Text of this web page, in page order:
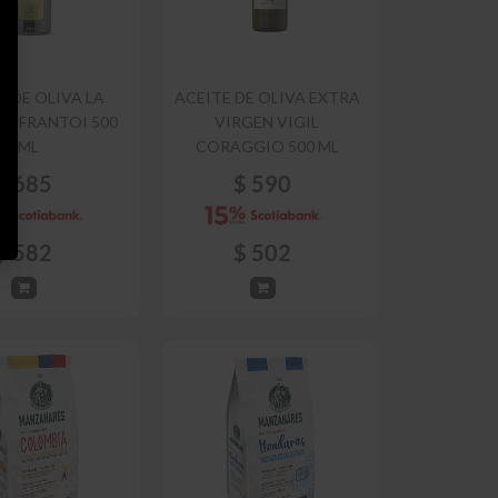
DE OLIVA LA
FRANTOI 500
ML
685
582
ACEITE DE OLIVA EXTRA
VIRGEN VIGIL
CORAGGIO 500 ML
$ 590
$ 502